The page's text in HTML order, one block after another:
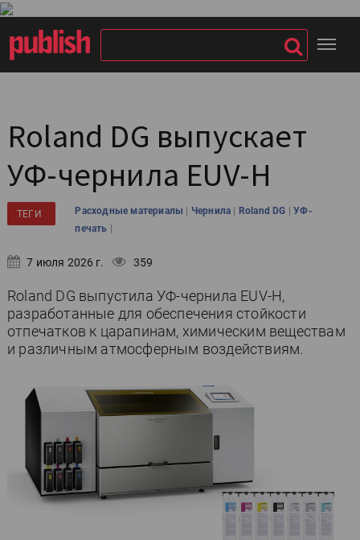
Roland DG выпускает
УФ-чернила EUV-H
ТЕГИ Расходные материалы | Чернила | Roland DG |УФ-
печать |
7 июля 2026 г. 359
Roland DG выпустила УФ-чернила EUV-H,
разработанные для обеспечения стойкости
отпечатков к царапинам, химическим веществам
и различным атмосферным воздействиям.